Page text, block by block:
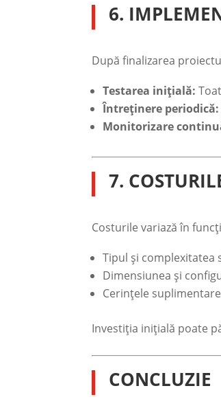
6.
După finalizarea
Testarea inițială:
Întreținere periodică:
Monitorizare
7.
Costurile variază în
Tipul și complexitatea
Dimensiunea și
Cerințele
Investiția inițială poate
CONCLUZIE